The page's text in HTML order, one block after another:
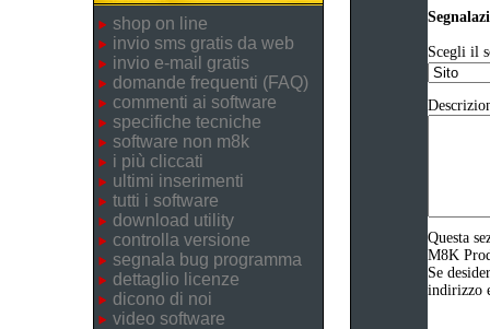
shop on line
invio sms gratis da web
invio e-mail gratis
domande frequenti (FAQ)
commenti ai software
specifiche tecniche
software non m8k
i più cliccati
ultimi inserimenti
tutti i software
download utility
controlla versione
segnala bug programma
dettaglio licenze
dicono di noi
video software
Scegli il
Questa
M8K
Se
indirizzo